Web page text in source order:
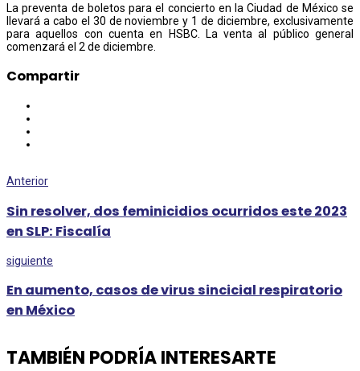
La preventa de boletos para el concierto en la Ciudad de México se
llevará a cabo el 30 de noviembre y 1 de diciembre, exclusivamente
para aquellos con cuenta en HSBC. La venta al público general
comenzará el 2 de diciembre.
Compartir
Anterior
Sin resolver, dos feminicidios ocurridos este 2023
en SLP: Fiscalía
siguiente
En aumento, casos de virus sincicial respiratorio
en México
TAMBIÉN PODRÍA INTERESARTE